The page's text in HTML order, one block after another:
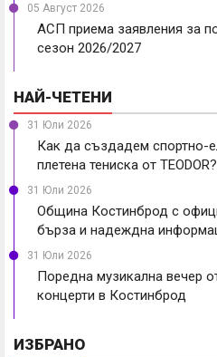
05 Август 2026
АСП приема заявления за
сезон 2026/2027
НАЙ-ЧЕТЕНИ
31 Юли 2026
Как да създадем спортно-
плетена тениска от TEODOR?
31 Юли 2026
Община Костинброд с
бърза и надеждна
31 Юли 2026
Поредна музикална вечер
концерти в Костинброд
ИЗБРАНО